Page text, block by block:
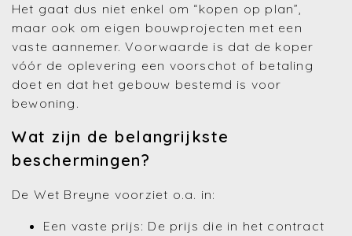
Het gaat dus niet enkel om “kopen op plan”,
maar ook om eigen bouwprojecten met een
vaste aannemer. Voorwaarde is dat de koper
vóór de oplevering een voorschot of betaling
doet en dat het gebouw bestemd is voor
bewoning.
Wat zijn de belangrijkste
beschermingen?
De Wet Breyne voorziet o.a. in:
Een vaste prijs: De prijs die in het contract